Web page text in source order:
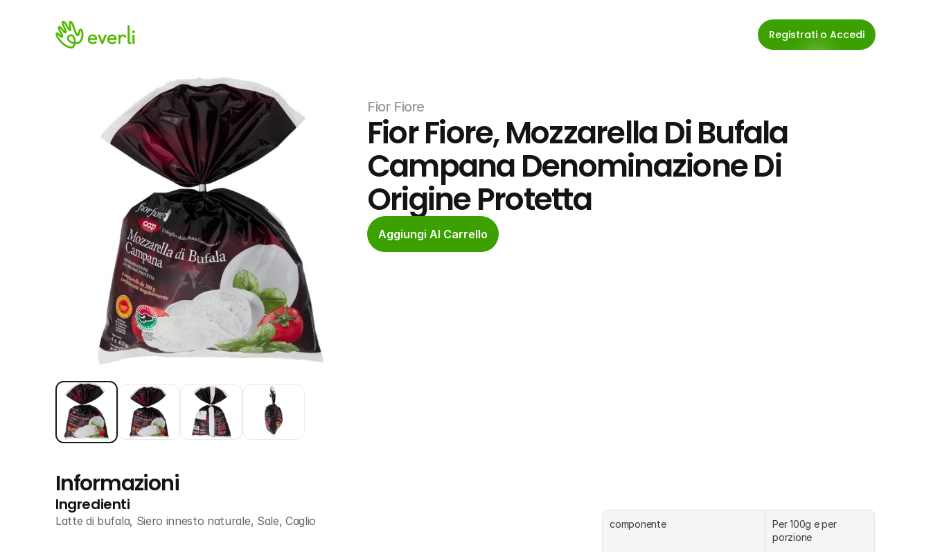
Registrati o Accedi
Fior Fiore
Fior Fiore, Mozzarella Di Bufala
Campana Denominazione Di
Origine Protetta
Aggiungi Al Carrello
Informazioni
Ingredienti
Latte di bufala, Siero innesto naturale, Sale, Caglio componente
Per 100g e per
porzione